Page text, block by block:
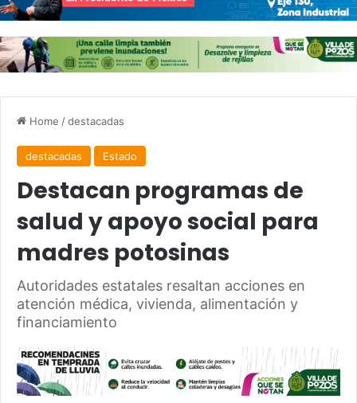
Home /destacadas
destacadas Estado
Destacan programas de
salud y apoyo social para
madres potosinas
Autoridades estatales resaltan acciones en
atención médica, vivienda, alimentación y
financiamiento